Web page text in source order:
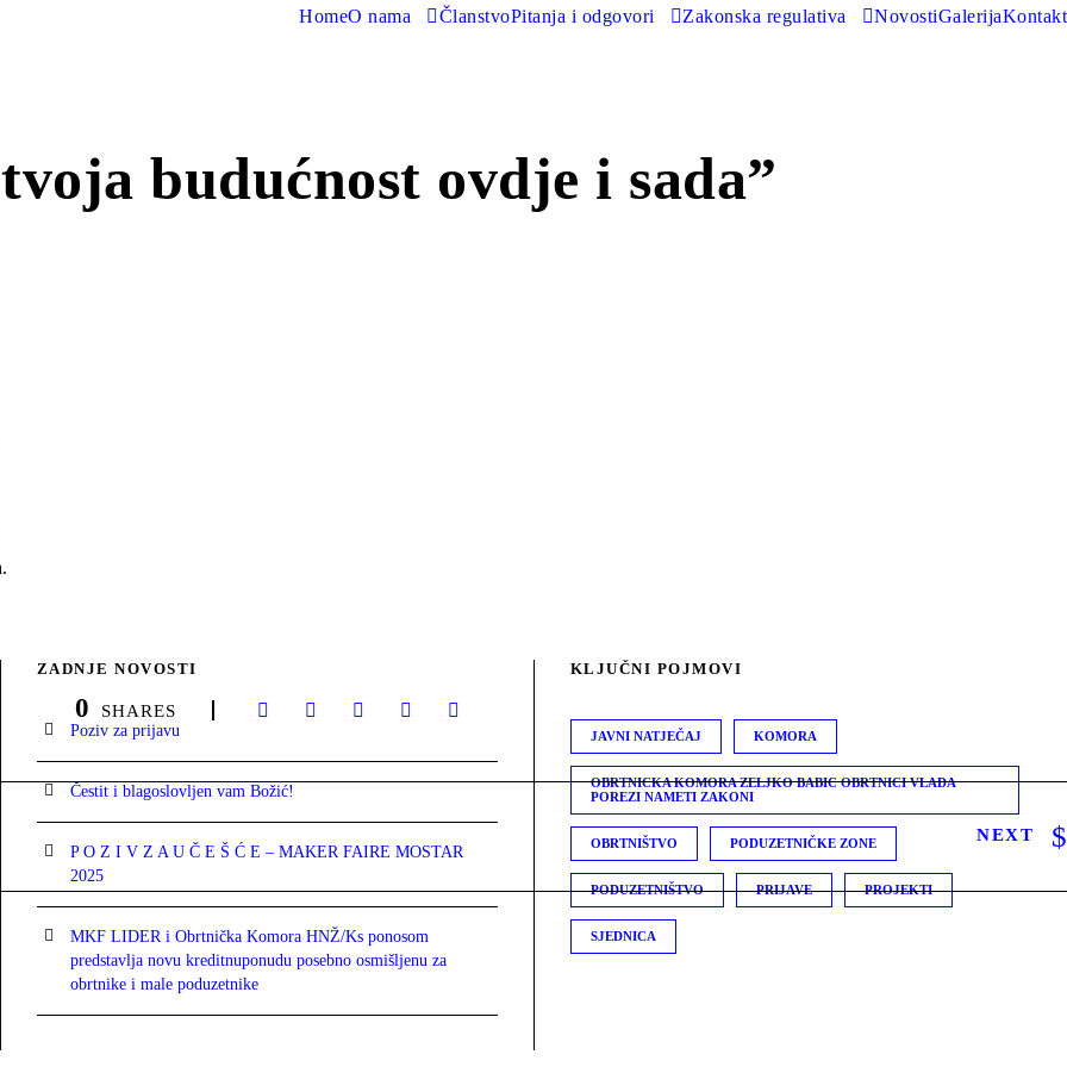
HomeO nama ČlanstvoPitanja i odgovori Zakonska regulativa NovostiGalerijaKontakt
budućnost ovdje i sada”
0 SHARES
NEXT
ZADNJE NOVOSTI
Poziv za prijavu
Čestit i blagoslovljen vam Božić!
P O Z I V Z A U Č E Š Ć E – MAKER FAIRE MOSTAR
2025
MKF LIDER i Obrtnička Komora HNŽ/Ks ponosom
predstavlja novu kreditnuponudu posebno osmišljenu za
obrtnike i male poduzetnike
KLJUČNI POJMOVI
JAVNI NATJEČAJ KOMORA
OBRTNICKA KOMORA ZELJKO BABIC OBRTNICI VLADA
POREZI NAMETI ZAKONI
OBRTNIŠTVO PODUZETNIČKE ZONE
PODUZETNIŠTVO PRIJAVE PROJEKTI
SJEDNICA